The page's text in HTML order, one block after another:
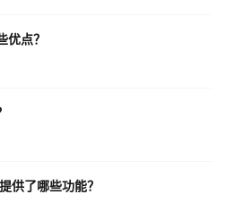
点？
了哪些功能？